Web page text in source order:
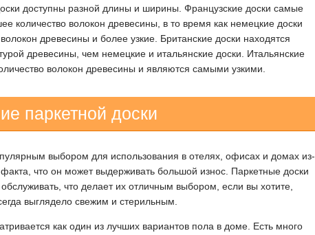
доступны разной длины и ширины. Французские доски самые
количество волокон древесины, в то время как немецкие доски
древесины и более узкие. Британские доски находятся
древесины, чем немецкие и итальянские доски. Итальянские
волокон древесины и являются самыми узкими.
паркетной доски
выбором для использования в отелях, офисах и домах из-
факта, что он может выдерживать большой износ. Паркетные доски
обслуживать, что делает их отличным выбором, если вы хотите,
выглядело свежим и стерильным.
как один из лучших вариантов пола в доме. Есть много